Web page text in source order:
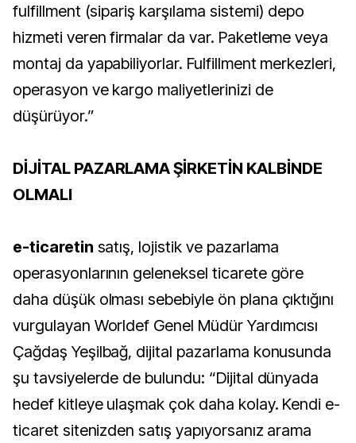
fulfillment (sipariş karşılama sistemi) depo
hizmeti veren firmalar da var. Paketleme veya
montaj da yapabiliyorlar. Fulfillment merkezleri,
operasyon ve kargo maliyetlerinizi de
düşürüyor.”
DİJİTAL PAZARLAMA ŞİRKETİN KALBİNDE
OLMALI
e-ticaretin satış, lojistik ve pazarlama
operasyonlarının geleneksel ticarete göre
daha düşük olması sebebiyle ön plana çıktığını
vurgulayan Worldef Genel Müdür Yardımcısı
Çağdaş Yeşilbağ, dijital pazarlama konusunda
şu tavsiyelerde de bulundu: “Dijital dünyada
hedef kitleye ulaşmak çok daha kolay. Kendi e-
ticaret sitenizden satış yapıyorsanız arama